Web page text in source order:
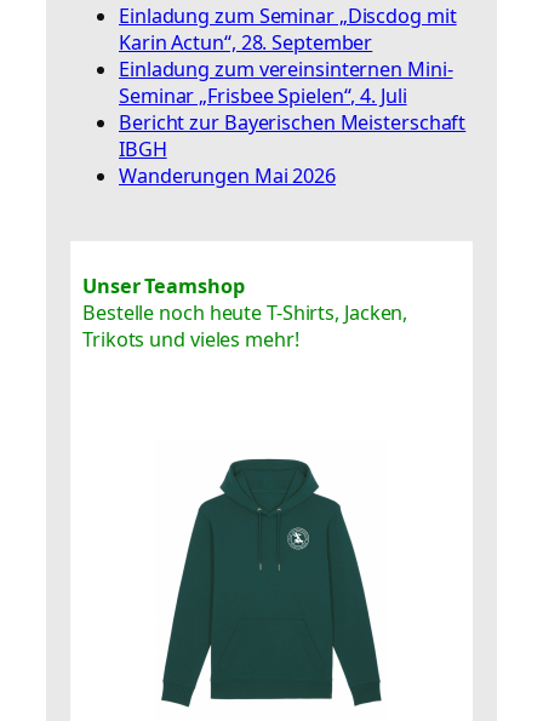
Einladung zum Seminar „Discdog mit
Karin Actun“, 28. September
Einladung zum vereinsinternen Mini-
Seminar „Frisbee Spielen“, 4. Juli
Bericht zur Bayerischen Meisterschaft
IBGH
Wanderungen Mai 2026
Unser Teamshop
Bestelle noch heute T-Shirts, Jacken,
Trikots und vieles mehr!